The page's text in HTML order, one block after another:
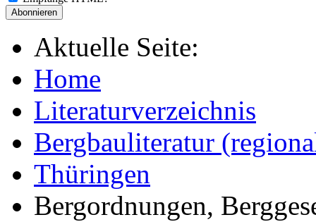
Aktuelle Seite:
Home
Literaturverzeichnis
Bergbauliteratur
Thüringen
Bergordnungen,